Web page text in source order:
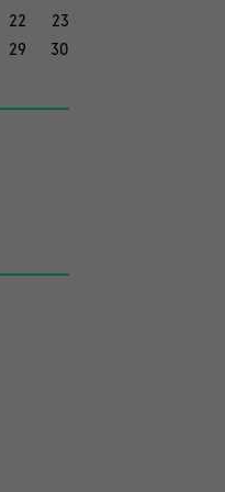
22
23
29
30